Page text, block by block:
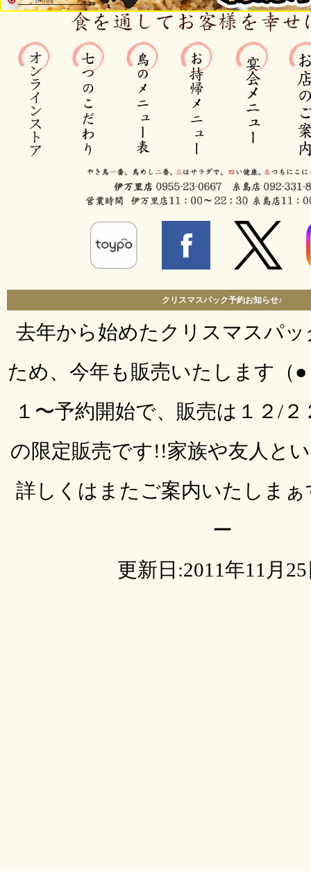
クリスマスパック予約お知らせ♪
去年から始めたクリスマスパ
ため、今年も販売いたします（
１〜予約開始で、販売は１２/
の限定販売です!!家族や友人と
詳しくはまたご案内いたしま
ー
更新日:2011年11月